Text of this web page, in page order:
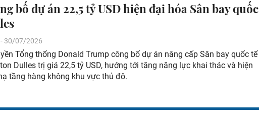
bố dự án 22,5 tỷ USD hiện đại hóa Sân bay quốc
- 30/07/2026
Tổng thống Donald Trump công bố dự án nâng cấp Sân bay quốc tế
Dulles trị giá 22,5 tỷ USD, hướng tới tăng năng lực khai thác và hiện
tầng hàng không khu vực thủ đô.